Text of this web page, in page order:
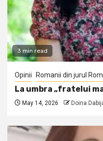
3 min read
Opinii Romanii din jurul
La umbra „fratelui
May 14, 2026 Doina